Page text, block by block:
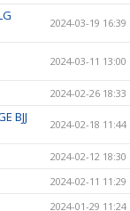
2024-03-19 16:39
2024-03-11 13:00
2024-02-26 18:33
BJJ
2024-02-18 11:44
2024-02-12 18:30
2024-02-11 11:29
2024-01-29 11:24